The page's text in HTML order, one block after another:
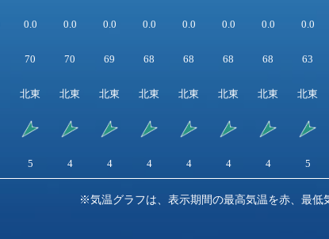
0.0 0.0 0.0 0.0 0.0 0.0 0.0 0.0
70 70 69 68 68 68 68 63
北東 北東 北東 北東 北東 北東 北東 北東
5 4 4 4 4 4 4 5
※気温グラフは、表示期間の最高気温を赤、最低